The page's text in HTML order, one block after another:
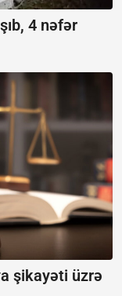
4 nəfər
şikayəti üzrə